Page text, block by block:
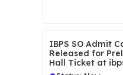
IBPS SO Admit
Released for
Hall Ticket at